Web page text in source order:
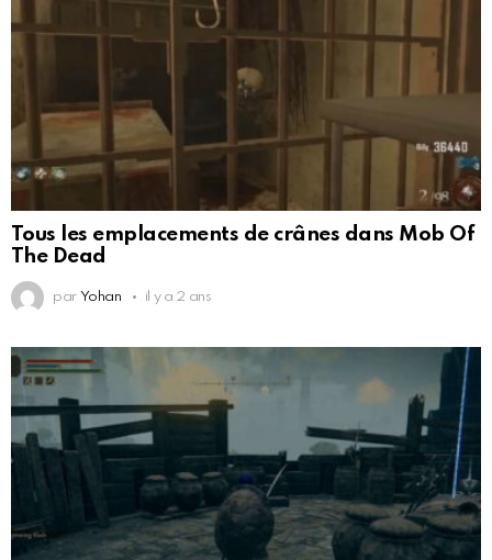
Tous les emplacements de crânes dans Mob Of
The Dead
par Yohan il y a 2 ans